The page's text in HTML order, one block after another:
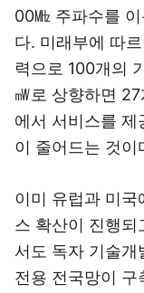
00㎒ 주파수를
다. 미래부에 따
력으로 100개의
㎽로 상향하면
에서 서비스를 제
이 줄어드는 것이
이미 유럽과 미국
스 확산이 진행되
서도 독자 기술
전용 전국망이 구